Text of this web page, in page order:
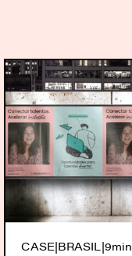
CASE|BRASIL |9min